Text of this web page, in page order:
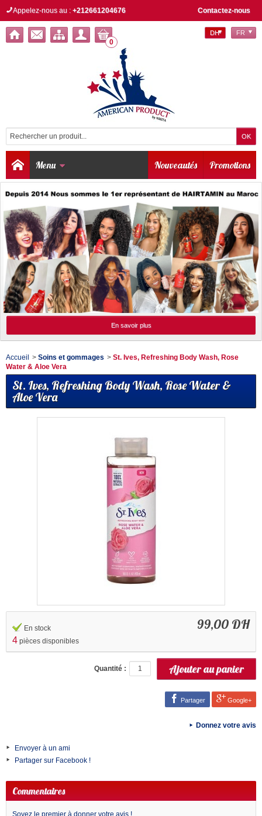
Contactez-nous
Appelez-nous au : +212661204676
0
DH FR
Menu Promotions
Nouveautés
En savoir plus
Accueil > Soins et gommages > St. Ives, Refreshing Body Wash, Rose
Water & Aloe Vera
St. Ives, Refreshing Body Wash, Rose Water &
Aloe Vera
99,00 DH
En stock
4 pièces disponibles
Quantité :
Partager Google+
Donnez votre avis
Envoyer à un ami
Partager sur Facebook !
Commentaires
Soyez le premier à donner votre avis !